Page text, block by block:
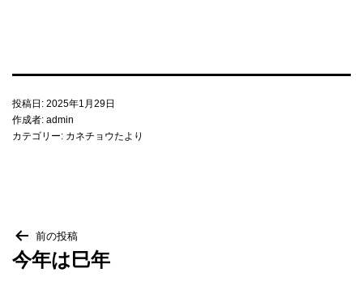
投稿日: 2025年1月29日
作成者: admin
カテゴリー: カネチョウたより
投前の投稿
今年は巳年